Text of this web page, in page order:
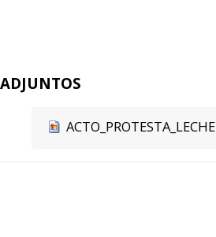
ADJUNTOS
ACTO_PROTESTA_LECHE